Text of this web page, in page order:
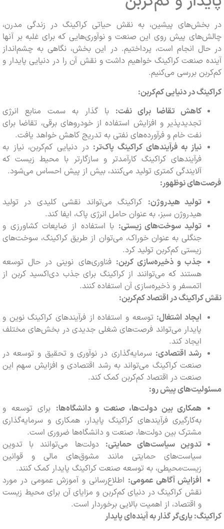
پیشین، به نقش حیاتی کراکینگ در زندگی مدرن،
پیش روی این صنعت و نوآوری‌هایی که برای غلبه بر آنها
انجام است، پرداختیم. در این بخش، نگاهی به چشم‌انداز
صنعت کراکینگ خواهیم داشت و نقش آن را در دنیایی پایدار و
بررسی می‌کنیم.
در دنیایی کم‌کربن:
کاهش تقاضا برای نفت:با گذار به سمت منابع انرژی
تجدیدپذیر و افزایش استفاده از خودروهای برقی، تقاضا برای
نفت خام و فرآورده‌های نفتی به تدریج کاهش خواهد یافت.
نیاز به فرآیندهای کراکینگ پاک‌تر:در دنیایی کم‌کربن، نیاز به
فرآیندهای کراکینگ کارآمدتر و سازگارتر با محیط زیست که
آلایندگی کمتری تولید می‌کنند، بیش از پیش احساس می‌شود.
نوظهور:
تولید هیدروژن:کراکینگ می‌تواند نقشی کلیدی در تولید
هیدروژن سبز، به عنوان حامل انرژی پاک، ایفا کند.
تولید سوخت‌های زیستی:با استفاده از ضایعات کشاورزی و
جنگلی به عنوان خوراک، می‌توان از طریق کراکینگ، سوخت‌های
زیستی کم‌کربن تولید کرد.
جذب و ذخیره‌سازی کربن:فناوری‌های نوینی در حال توسعه
هستند که می‌توانند از کراکینگ برای جذب دی‌اکسید کربن از
اتمسفر و ذخیره‌سازی آن استفاده کنند.
کراکینگ در اقتصاد کم‌کربن:
ایجاد اشتغال:توسعه و استفاده از فرآیندهای کراکینگ نوین و
پایدار می‌تواند فرصت‌های شغلی جدیدی در بخش‌های مختلف
ایجاد کند.
رشد اقتصادی:سرمایه‌گذاری در نوآوری و تحقیق و توسعه در
صنعت کراکینگ می‌تواند به رشد اقتصادی و افزایش سهم این
صنعت در اقتصاد کم‌کربن کمک کند.
پیش رو:
همکاری بین دولت‌ها، صنعت و دانشگاه‌ها:برای توسعه و
به‌کارگیری فرآیندهای کراکینگ پایدار، همکاری و سرمایه‌گذاری
مشترک بین دولت‌ها، صنعت و دانشگاه‌ها ضروری است.
تدوین سیاست‌های حمایتی:دولت‌ها می‌توانند با تدوین
سیاست‌های حمایتی مانند مشوق‌های مالی و قوانین
زیست‌محیطی، به توسعه صنعت کراکینگ پایدار کمک کنند.
افزایش آگاهی عمومی:اطلاع‌رسانی و آموزش عمومی در مورد
نقش کراکینگ در دنیای کم‌کربن و مزایای آن برای محیط زیست
و اقتصاد، از اهمیت بالایی برخوردار است.
یاری‌گر گذار به آینده‌ای پایدار